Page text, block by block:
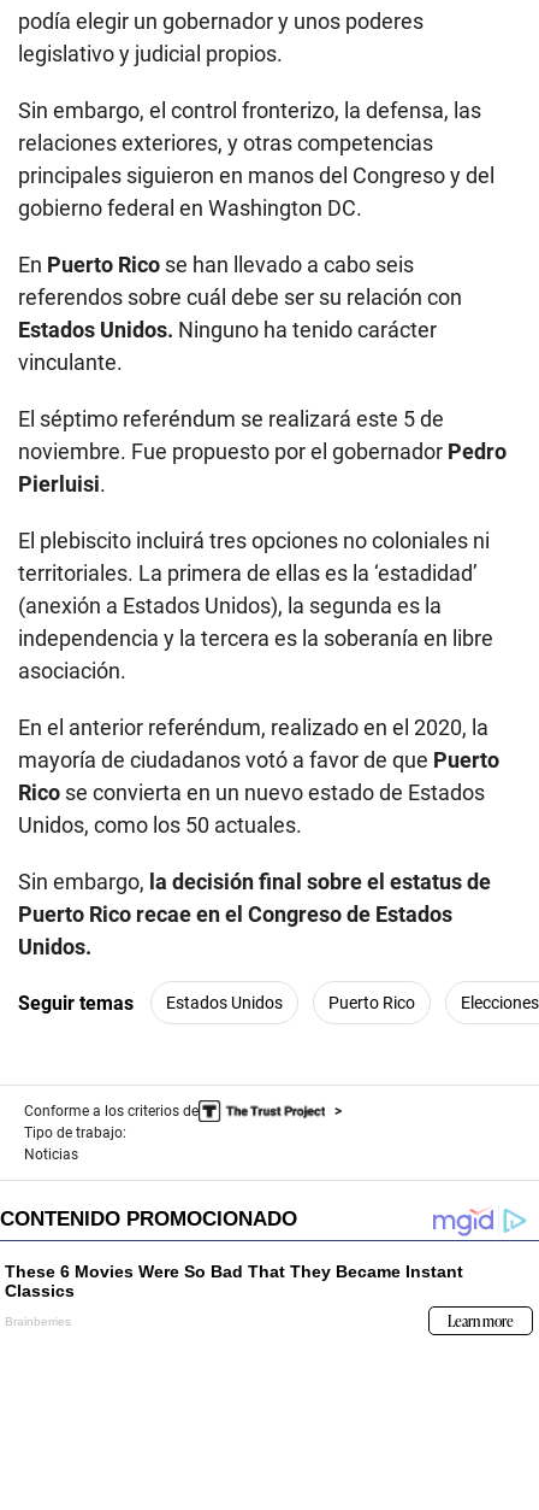
podía elegir un gobernador y unos poderes
legislativo y judicial propios.
Sin embargo, el control fronterizo, la defensa, las
relaciones exteriores, y otras competencias
principales siguieron en manos del Congreso y del
gobierno federal en Washington DC.
En Puerto Rico se han llevado a cabo seis
referendos sobre cuál debe ser su relación con
Estados Unidos. Ninguno ha tenido carácter
vinculante.
El séptimo referéndum se realizará este 5 de
noviembre. Fue propuesto por el gobernador Pedro
Pierluisi.
El plebiscito incluirá tres opciones no coloniales ni
territoriales. La primera de ellas es la ‘estadidad’
(anexión a Estados Unidos), la segunda es la
independencia y la tercera es la soberanía en libre
asociación.
En el anterior referéndum, realizado en el 2020, la
mayoría de ciudadanos votó a favor de que Puerto
Rico se convierta en un nuevo estado de Estados
Unidos, como los 50 actuales.
Sin embargo, la decisión final sobre el estatus de
Puerto Rico recae en el Congreso de Estados
Unidos.
Seguir temas Estados Unidos Puerto Rico
Conforme a los criterios de
Tipo de trabajo:
Noticias